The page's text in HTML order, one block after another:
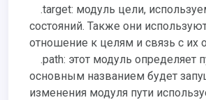
.target: модуль цели,
состояний. Также они
отношение к целям и связь с их
.path: этот модуль определяет
основным названием будет
изменения модуля пути